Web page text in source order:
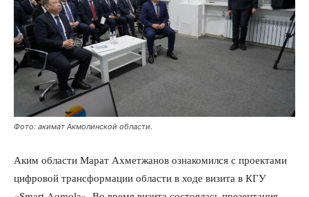
Фото: акимат Акмолинской области.
Аким области Марат Ахметжанов ознакомился с проектами
цифровой трансформации области в ходе визита в КГУ